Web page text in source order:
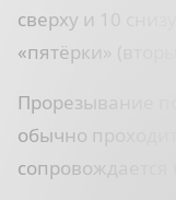
сверху и 10
«пятёрки»
Прорезывание
обычно